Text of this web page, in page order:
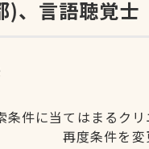
)、言語聴覚
条件に当てはまるク
再度条件を変